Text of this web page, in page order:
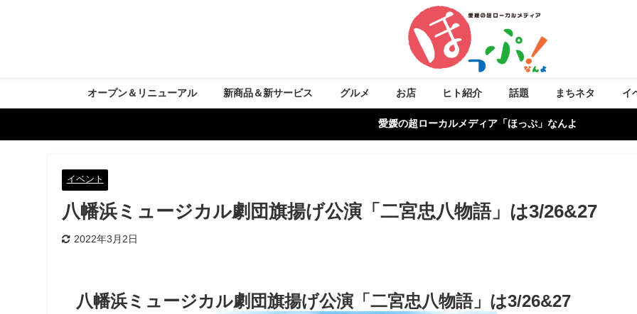
オープン＆リニューアル 新商品＆新サービス グルメ お店 ヒト紹介 話題 まちネタ イ
愛媛の超ローカルメディア「ほっぷ」なんよ
イベント
八幡浜ミュージカル劇団旗揚げ公演「二宮忠八物語」は3/26&27
2022年3月2日
八幡浜ミュージカル劇団旗揚げ公演「二宮忠八物語」は3/26&27